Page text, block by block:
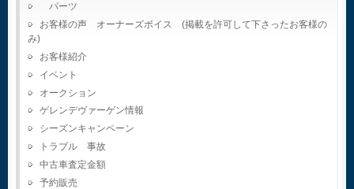
パーツ
お客様の声 オーナーズボイス (掲載を許可して下さったお客様の
み)
お客様紹介
イベント
オークション
ゲレンデヴァーゲン情報
シーズンキャンペーン
トラブル 事故
中古車査定金額
予約販売